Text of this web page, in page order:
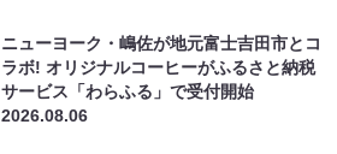
ニューヨーク・嶋佐が地元富士吉田市とコ
ラボ! オリジナルコーヒーがふるさと納税
サービス「わらふる」で受付開始
2026.08.06